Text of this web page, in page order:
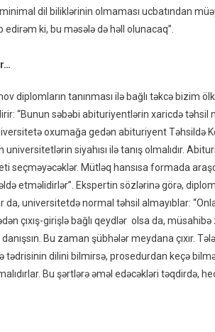
dil biliklərinin olmaması ucbatından
ki, bu məsələ də həll olunacaq”.
diplomların tanınması ilə bağlı təkcə bizim
“Bunun səbəbi abituriyentlərin xaricdə təhsil
oxumağa gedən abituriyent Təhsildə
siyahısı ilə tanış olmalıdır.
seçməyəcəklər. Mütləq hansısa formada
etməlidirlər”. Ekspertin sözlərinə görə,
da, universitetdə normal təhsil almayıblar:
çıxış-girişlə bağlı qeydlər olsa da,
Bu zaman şübhələr meydana çıxır.
tədrisinin dilini bilmirsə, prosedurdan keçə
Bu şərtlərə əməl edəcəkləri təqdirdə,